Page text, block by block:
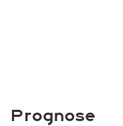
Prognose